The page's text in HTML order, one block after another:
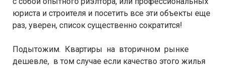
юриста и строителя и посетить все эти объекты еще
раз, уверен, список существенно сократится!
Подытожим. Квартиры на вторичном рынке
дешевле, в том случае если качество этого жилья